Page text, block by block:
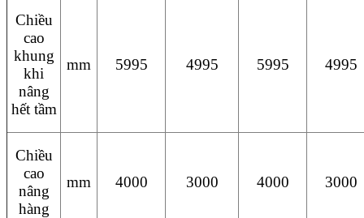
Chiều
cao
khung
khi
nâng
hết tầm
mm 5995 4995 5995 4995
Chiều
cao
nâng
hàng
mm 4000 3000 4000 3000